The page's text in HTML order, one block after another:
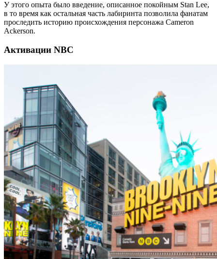
У этого опыта было введение, описанное покойным Stan Lee,
в то время как остальная часть лабиринта позволила фанатам
проследить историю происхождения персонажа Cameron
Ackerson.
Активации NBC